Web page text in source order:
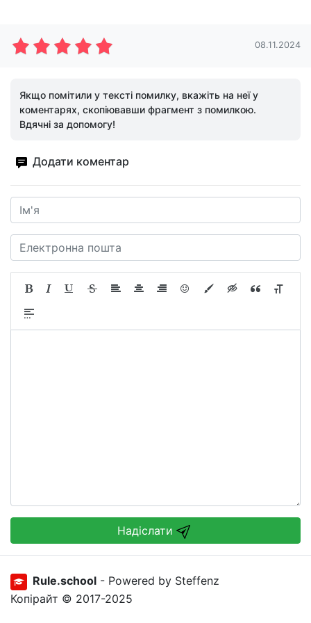
08.11.2024
Якщо помітили у тексті помилку, вкажіть на неї у
коментарях, скопіювавши фрагмент з помилкою.
Вдячні за допомогу!
Додати коментар
Надіслати
Rule.school - Powered by Steffenz
Копірайт © 2017-2025